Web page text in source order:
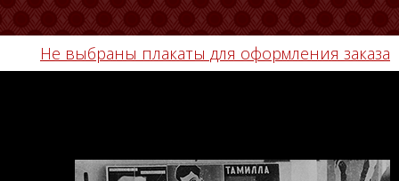
Не выбраны плакаты для оформления заказа